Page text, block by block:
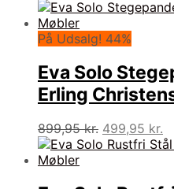
På Udsalg! 44%
Eva Solo
Erling
899,95kr. Den
oprindelige
499,95 kr.